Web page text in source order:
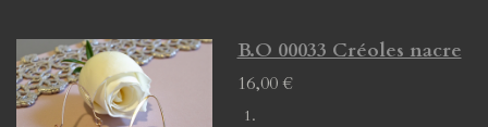
B.O 00033 Créoles nacre
16,00 €